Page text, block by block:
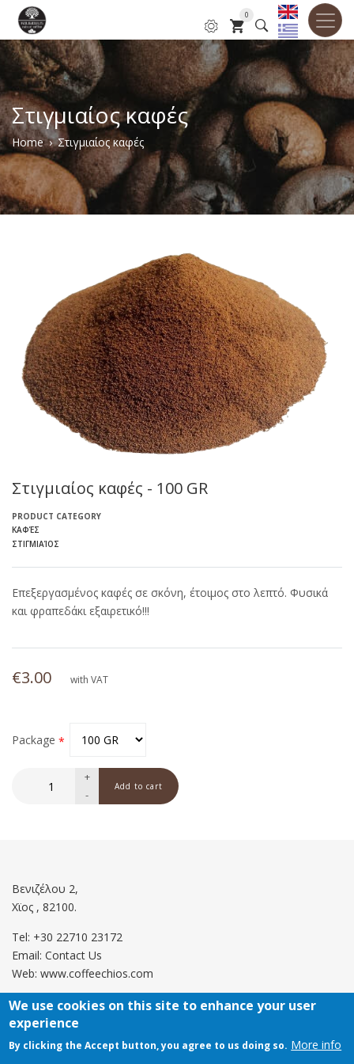
Skip
main
content
0
Στιγμιαίος καφές
Breadcrumb
Home Στιγμιαίος καφές
Στιγμιαίος καφές - 100 GR
PRODUCT CATEGORY
ΚΑΦΈΣ
ΣΤΙΓΜΙΑΊΟΣ
Επεξεργασμένος καφές σε σκόνη, έτοιμος στο λεπτό. Φυσικά
και φραπεδάκι εξαιρετικό!!!
€3.00 with VAT
Package
-
+
Βενιζέλου 2,
Χϊος , 82100.
Tel: +30 22710 23172
Email: Contact Us
Web: www.coffeechios.com
Οροι χρήσης
Πολιτική επιστροφών
We use cookies on this site to enhance your user
experience
By clicking the Accept button, you agree to us doing so. More info